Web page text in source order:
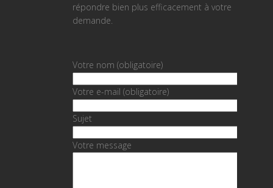
répondre bien plus efficacement à votre
demande.
Votre nom (obligatoire)
Votre e-mail (obligatoire)
Sujet
Votre message